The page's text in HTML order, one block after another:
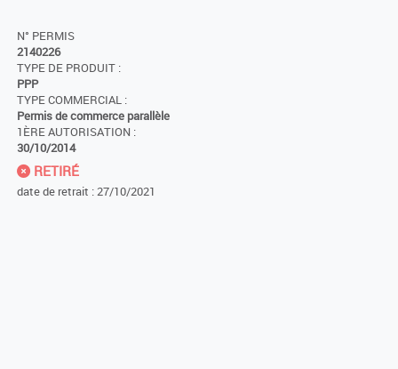
N° PERMIS
2140226
TYPE DE PRODUIT :
PPP
TYPE COMMERCIAL :
Permis de commerce parallèle
1ÈRE AUTORISATION :
30/10/2014
RETIRÉ
date de retrait : 27/10/2021